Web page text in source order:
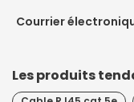
Courrier
Les produits